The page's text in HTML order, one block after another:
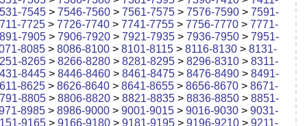
7545 > 7546-7560 > 7561-7575 > 7576-7590 > 7591-
7725 > 7726-7740 > 7741-7755 > 7756-7770 > 7771-
7905 > 7906-7920 > 7921-7935 > 7936-7950 > 7951-
8085 > 8086-8100 > 8101-8115 > 8116-8130 > 8131-
8265 > 8266-8280 > 8281-8295 > 8296-8310 > 8311-
8445 > 8446-8460 > 8461-8475 > 8476-8490 > 8491-
8625 > 8626-8640 > 8641-8655 > 8656-8670 > 8671-
8805 > 8806-8820 > 8821-8835 > 8836-8850 > 8851-
8985 > 8986-9000 > 9001-9015 > 9016-9030 > 9031-
9165 > 9166-9180 > 9181-9195 > 9196-9210 > 9211-